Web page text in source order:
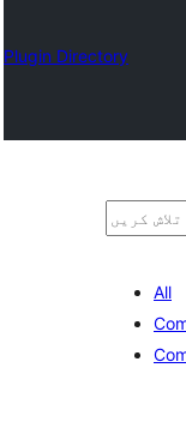
Plugin Directory
تلاش
All